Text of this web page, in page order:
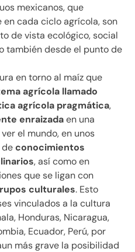
mexicanos, que
cada ciclo agrícola, son
de vista ecológico, social
también desde el punto de
en torno al maíz que
agrícola llamado
agrícola pragmática,
enraizadaen una
el mundo, en unos
deconocimientos
, así como en
que se ligan con
culturales. Esto
vinculados a la cultura
Honduras, Nicaragua,
Ecuador, Perú, por
más grave la posibilidad